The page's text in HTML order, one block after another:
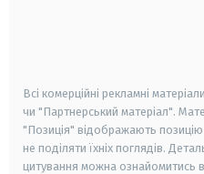
Всі комерційні рекламні
чи "Партнерський матеріал".
"Позиція" відображають
не поділяти їхніх поглядів.
цитування можна ознайомитись